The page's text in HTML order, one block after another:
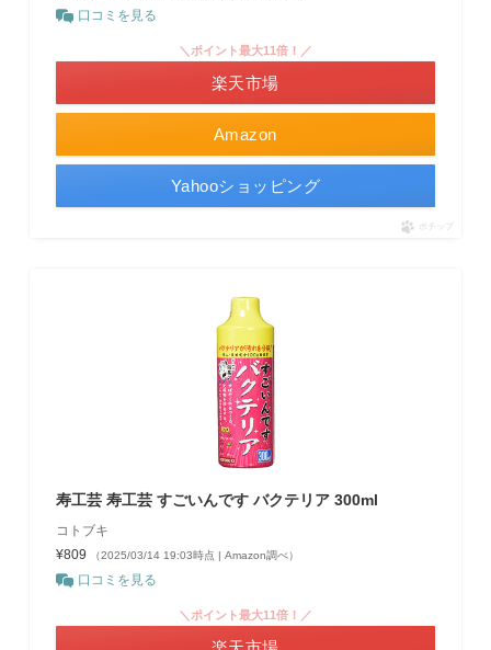
口コミを見る
Amazon
＼ポイント最大11倍！／
楽天市場
Yahooショッピング
ポチップ
寿工芸 寿工芸 すごいんです バクテリア 300ml
コトブキ
¥809
（2025/03/14 19:03時点 | Amazon調べ）
口コミを見る
＼ポイント最大11倍！／